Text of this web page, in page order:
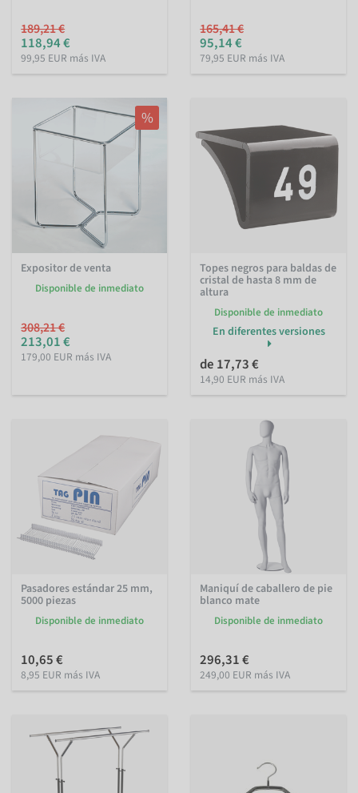
189,21 €
118,94 €
99,95 EUR más IVA
165,41 €
95,14 €
79,95 EUR más IVA
%
Expositor de venta
Disponible de inmediato
308,21 €
213,01 €
179,00 EUR más IVA
Topes negros para baldas de
cristal de hasta 8 mm de
altura
Disponible de inmediato
En diferentes versiones
de 17,73 €
14,90 EUR más IVA
Pasadores estándar 25 mm,
5000 piezas
Disponible de inmediato
10,65 €
8,95 EUR más IVA
Maniquí de caballero de pie
blanco mate
Disponible de inmediato
296,31 €
249,00 EUR más IVA